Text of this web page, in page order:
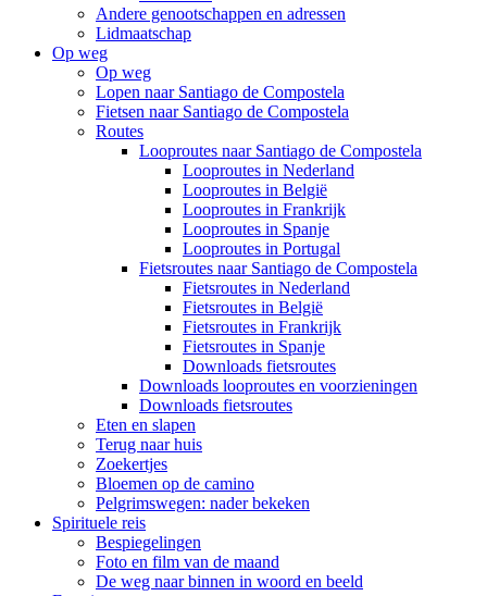
Andere genootschappen en adressen
Lidmaatschap
Op weg
Op weg
Lopen naar Santiago de Compostela
Fietsen naar Santiago de Compostela
Routes
Looproutes naar Santiago de Compostela
Looproutes in Nederland
Looproutes in België
Looproutes in Frankrijk
Looproutes in Spanje
Looproutes in Portugal
Fietsroutes naar Santiago de Compostela
Fietsroutes in Nederland
Fietsroutes in België
Fietsroutes in Frankrijk
Fietsroutes in Spanje
Downloads fietsroutes
Downloads looproutes en voorzieningen
Downloads fietsroutes
Eten en slapen
Terug naar huis
Zoekertjes
Bloemen op de camino
Pelgrimswegen: nader bekeken
Spirituele reis
Bespiegelingen
Foto en film van de maand
De weg naar binnen in woord en beeld